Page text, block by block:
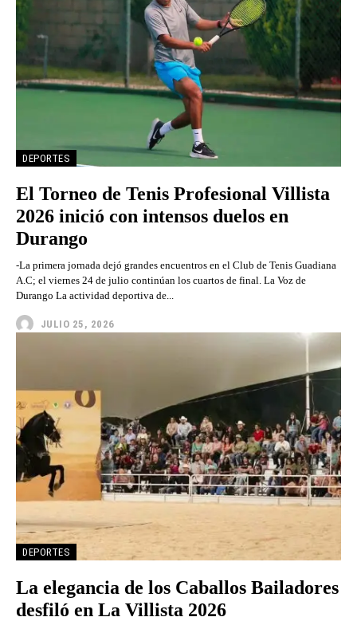
DEPORTES
El Torneo de Tenis Profesional Villista
2026 inició con intensos duelos en
Durango
-La primera jornada dejó grandes encuentros en el Club de Tenis Guadiana
A.C; el viernes 24 de julio continúan los cuartos de final. La Voz de
Durango La actividad deportiva de...
JULIO 25, 2026
DEPORTES
La elegancia de los Caballos Bailadores
desfiló en La Villista 2026